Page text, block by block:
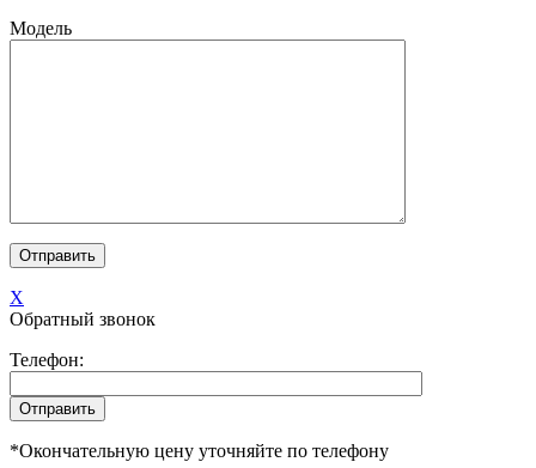
Модель
X
Обратный звонок
Телефон:
*Окончательную цену уточняйте по телефону